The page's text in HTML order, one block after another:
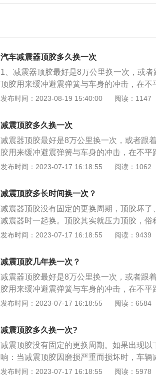
汽车减震器顶胶多久换一次
1、减震器顶胶最好是8万公里换一次，或
顶胶用来缓冲避震弹簧与车身的冲击，在
身的四分之一重量冲击。减震顶胶盖能加硅
作用：1、汽车减震缓冲胶一般是由橡胶材
样，可以辅助起到减震和缓冲的作用。2、
将路面产生的冲击转化为弹簧的反复弹跳运
固有振动的衰减，并最终以减震顶胶作最
并没有配备减震缓冲胶的车辆，在使用缓冲
发布时间：2023-08-19 15:40:00 阅读：1147
减震顶胶多久换一次
减震器顶胶最好是8万公里换一次，或者跟
胶用来缓冲避震弹簧与车身的冲击，在不
的四分之一重量冲击。减震顶胶盖能加硅胶
弹簧一样，可以辅助起到减震和缓冲的作用
震弹簧将路面产生的冲击转化为弹簧的反
速弹簧固有振动的衰减，并最终以减震顶
是原厂并没有配备减震缓冲胶的车辆，在
的质感方面得到极大的加强，同时对车辆的
发布时间：2023-07-17 16:18:55 阅读：1062
减震顶胶多长时间换一次？
减震器顶胶没有固定的更换周期，顶胶坏
减震器时一起换。顶胶其实就压力顶胶，
塑料橡胶，起到缓冲震动的作用，可以提高
时间使用会出现老化现象。顶胶坏了的症状
音；2、在直线行驶时方向盘是歪的，说明
发布时间：2023-07-17 16:18:55 阅读：9439
减震顶胶几年换一次？
减震器顶胶最好是8万公里换一次，或者跟
胶用来缓冲避震弹簧与车身的冲击，在不
的四分之一重量冲击。减震顶胶盖能加硅胶
弹簧一样，可以辅助起到减震和缓冲的作用
震弹簧将路面产生的冲击转化为弹簧的反
速弹簧固有振动的衰减，并最终以减震顶胶
是原厂并没有配备减震缓冲胶的车辆，在使
的质感方面得到极大的加强，同时对车辆的
发布时间：2023-07-17 16:18:55 阅读：6584
减震顶胶多久换一次?
减震顶胶没有固定的更换周期。如果出现
响：当减震顶胶因磨损严重而损坏时，车辆
2、方向偏移：当减震顶胶出现损坏时，车
发布时间：2023-07-17 16:18:55 阅读：5978